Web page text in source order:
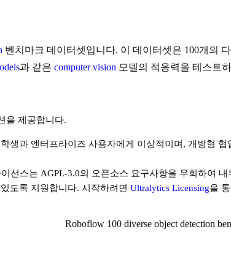
벤치마크 데이터셋입니다. 이 데이터셋은 100개의
과 같은 computer vision 모델의 적응력을 테스트
을 제공합니다.
생과 엔터프라이즈 사용자에게 이상적이며, 개방형
선스는 AGPL-3.0의 오픈소스 요구사항을 우회하여
도록 지원합니다. 시작하려면 Ultralytics Licensing을